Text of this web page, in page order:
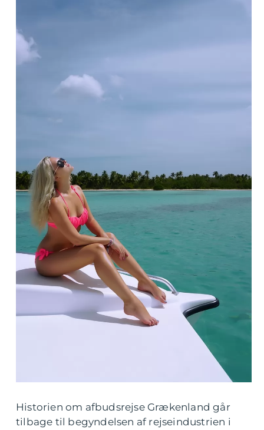
Historien om afbudsrejse Grækenland går
tilbage til begyndelsen af rejseindustrien i